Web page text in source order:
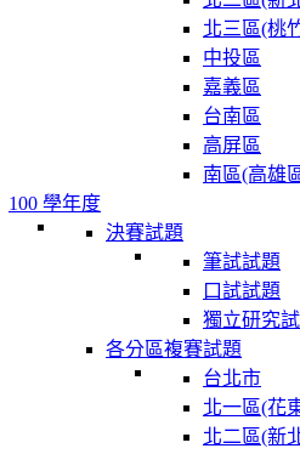
北三區(桃
中投區
嘉義區
台南區
高屏區
南區(高雄
100 學年度
決賽試題
筆試試題
口試試題
獨立研究
各分區複賽試題
台北市
北一區(花
北二區(新